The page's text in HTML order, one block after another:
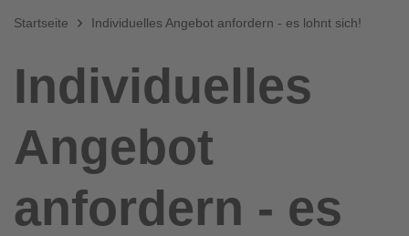
Startseite Individuelles Angebot anfordern - es lohnt sich!
Individuelles
Angebot
anfordern - es